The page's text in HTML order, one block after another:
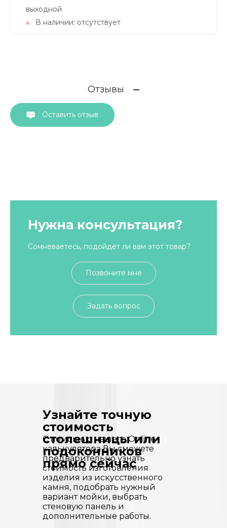
выходной
В наличии: отсутствует
Отзывы
Оставить отзыв
Нужна консультация?
Сомневаетесь, подойдет ли вам этот товар?
Позвоните мне
Задать вопрос
С помощью нашего Online-
калькулятора Вы сможете
предварительно узнать
стоимость изготовления
изделия из искусственного
камня, подобрать нужный
вариант мойки, выбрать
стеновую панель и
дополнительные работы.
Узнайте точную
стоимость
столешницы или
подоконников
прямо сейчас